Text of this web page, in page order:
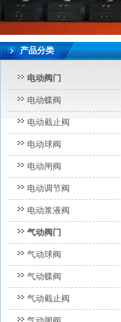
产品分类
电动阀门
电动蝶阀
电动截止阀
电动球阀
电动闸阀
电动调节阀
电动浆液阀
气动阀门
气动球阀
气动蝶阀
气动截止阀